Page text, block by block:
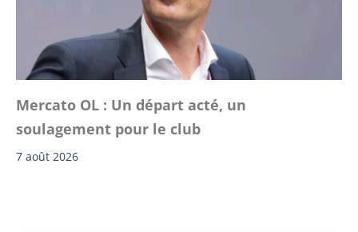
Mercato OL : Un départ acté, un
soulagement pour le club
7 août 2026